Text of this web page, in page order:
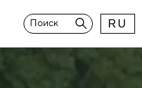
Поиск RU